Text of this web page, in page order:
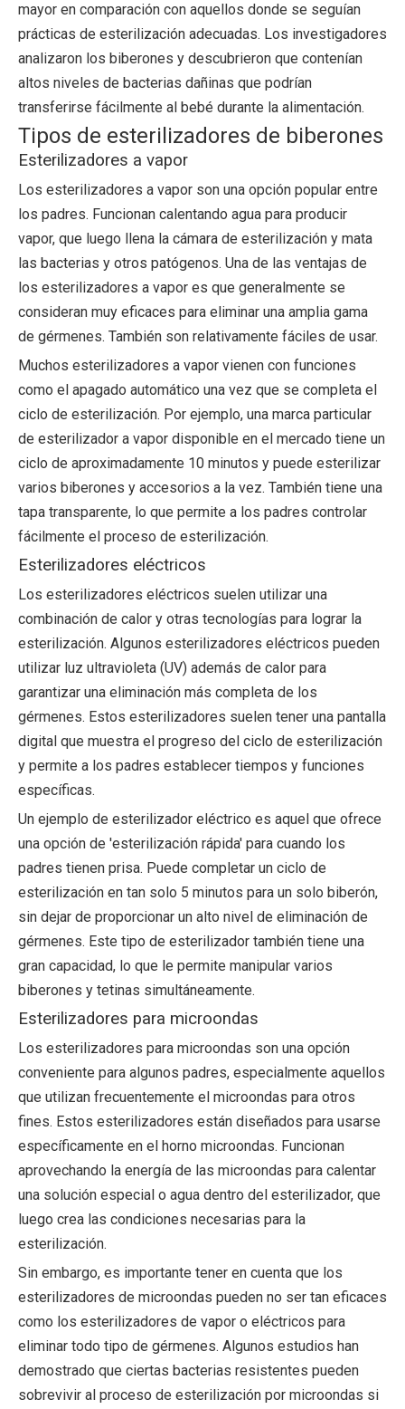
mayor en comparación con aquellos donde se seguían
prácticas de esterilización adecuadas. Los investigadores
analizaron los biberones y descubrieron que contenían
altos niveles de bacterias dañinas que podrían
transferirse fácilmente al bebé durante la alimentación.
Tipos de esterilizadores de biberones
Esterilizadores a vapor
Los esterilizadores a vapor son una opción popular entre
los padres. Funcionan calentando agua para producir
vapor, que luego llena la cámara de esterilización y mata
las bacterias y otros patógenos. Una de las ventajas de
los esterilizadores a vapor es que generalmente se
consideran muy eficaces para eliminar una amplia gama
de gérmenes. También son relativamente fáciles de usar.
Muchos esterilizadores a vapor vienen con funciones
como el apagado automático una vez que se completa el
ciclo de esterilización. Por ejemplo, una marca particular
de esterilizador a vapor disponible en el mercado tiene un
ciclo de aproximadamente 10 minutos y puede esterilizar
varios biberones y accesorios a la vez. También tiene una
tapa transparente, lo que permite a los padres controlar
fácilmente el proceso de esterilización.
Esterilizadores eléctricos
Los esterilizadores eléctricos suelen utilizar una
combinación de calor y otras tecnologías para lograr la
esterilización. Algunos esterilizadores eléctricos pueden
utilizar luz ultravioleta (UV) además de calor para
garantizar una eliminación más completa de los
gérmenes. Estos esterilizadores suelen tener una pantalla
digital que muestra el progreso del ciclo de esterilización
y permite a los padres establecer tiempos y funciones
específicas.
Un ejemplo de esterilizador eléctrico es aquel que ofrece
una opción de 'esterilización rápida' para cuando los
padres tienen prisa. Puede completar un ciclo de
esterilización en tan solo 5 minutos para un solo biberón,
sin dejar de proporcionar un alto nivel de eliminación de
gérmenes. Este tipo de esterilizador también tiene una
gran capacidad, lo que le permite manipular varios
biberones y tetinas simultáneamente.
Esterilizadores para microondas
Los esterilizadores para microondas son una opción
conveniente para algunos padres, especialmente aquellos
que utilizan frecuentemente el microondas para otros
fines. Estos esterilizadores están diseñados para usarse
específicamente en el horno microondas. Funcionan
aprovechando la energía de las microondas para calentar
una solución especial o agua dentro del esterilizador, que
luego crea las condiciones necesarias para la
esterilización.
Sin embargo, es importante tener en cuenta que los
esterilizadores de microondas pueden no ser tan eficaces
como los esterilizadores de vapor o eléctricos para
eliminar todo tipo de gérmenes. Algunos estudios han
demostrado que ciertas bacterias resistentes pueden
sobrevivir al proceso de esterilización por microondas si